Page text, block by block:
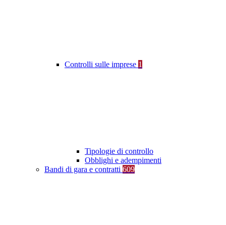
Controlli sulle imprese 1
Tipologie di controllo
Obblighi e adempimenti
Bandi di gara e contratti 609